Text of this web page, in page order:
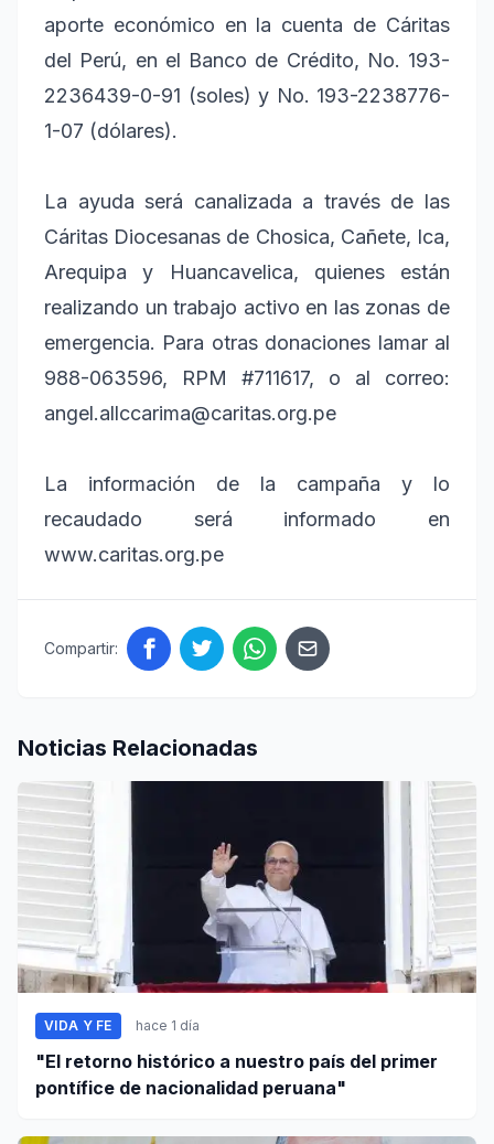
aporte económico en la cuenta de Cáritas
del Perú, en el Banco de Crédito, No. 193-
2236439-0-91 (soles) y No. 193-2238776-
1-07 (dólares).
La ayuda será canalizada a través de las
Cáritas Diocesanas de Chosica, Cañete, Ica,
Arequipa y Huancavelica, quienes están
realizando un trabajo activo en las zonas de
emergencia. Para otras donaciones lamar al
988-063596, RPM #711617, o al correo:
angel.allccarima@caritas.org.pe
La información de la campaña y lo
recaudado será informado en
www.caritas.org.pe
Compartir:
Noticias Relacionadas
VIDA Y FE hace 1 día
"El retorno histórico a nuestro país del primer
pontífice de nacionalidad peruana"